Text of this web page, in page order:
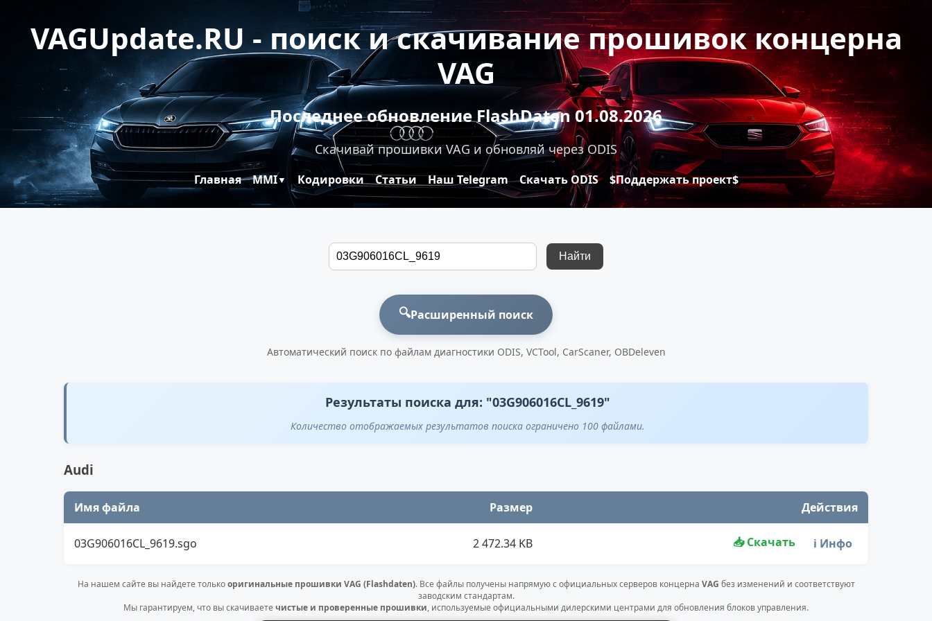
VAGUpdate.RU - поиск и скачивание прошивок концерна
VAG
Последнее обновление FlashDaten 01.08.2026
Скачивай прошивки VAG и обновляй через ODIS
Главная MMI▼ Кодировки Статьи Наш Telegram Скачать ODIS $Поддержать проект$
Найти
🔍Расширенный поиск
Автоматический поиск по файлам диагностики ODIS, VCTool, CarScaner, OBDeleven
Результаты поиска для: "03G906016CL_9619"
Количество отображаемых результатов поиска ограничено 100 файлами.
Audi
Имя файла Размер Действия
03G906016CL_9619.sgo 2 472.34 KB 📥 Скачать ℹ️ Инфо
На нашем сайте вы найдете толькооригинальные прошивки VAG (Flashdaten). Все файлы получены напрямую с официальных серверов концерна VAG без изменений и соответствуют
заводским стандартам.
Мы гарантируем, что вы скачиваете чистые и проверенные прошивки, используемые официальными дилерскими центрами для обновления блоков управления.